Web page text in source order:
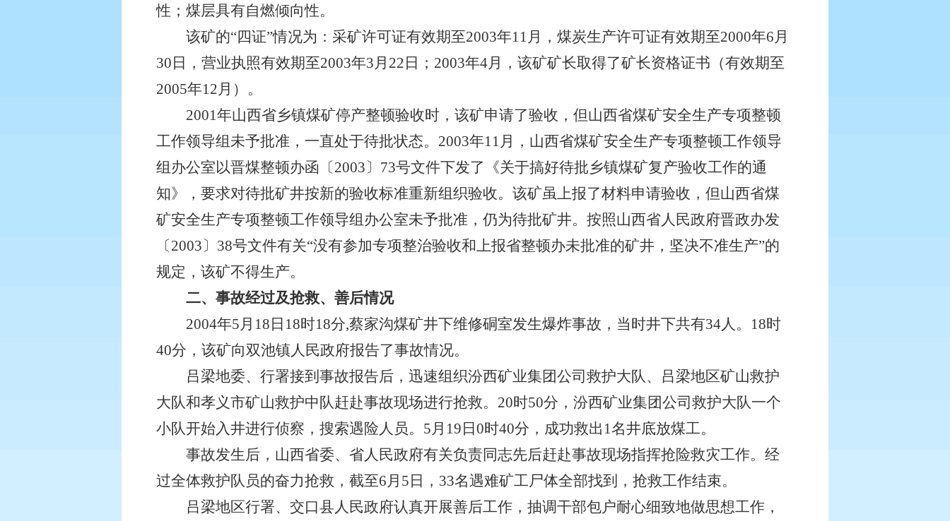
性；煤层具有自燃倾向性。
该矿的“四证”情况为：采矿许可证有效期至2003年11月，煤炭生产许可证有效期至2000年6月
30日，营业执照有效期至2003年3月22日；2003年4月，该矿矿长取得了矿长资格证书（有效期至
2005年12月）。
2001年山西省乡镇煤矿停产整顿验收时，该矿申请了验收，但山西省煤矿安全生产专项整顿
工作领导组未予批准，一直处于待批状态。2003年11月，山西省煤矿安全生产专项整顿工作领导
组办公室以晋煤整顿办函〔2003〕73号文件下发了《关于搞好待批乡镇煤矿复产验收工作的通
知》，要求对待批矿井按新的验收标准重新组织验收。该矿虽上报了材料申请验收，但山西省煤
矿安全生产专项整顿工作领导组办公室未予批准，仍为待批矿井。按照山西省人民政府晋政办发
〔2003〕38号文件有关“没有参加专项整治验收和上报省整顿办未批准的矿井，坚决不准生产”的
规定，该矿不得生产。
二、事故经过及抢救、善后情况
2004年5月18日18时18分,蔡家沟煤矿井下维修硐室发生爆炸事故，当时井下共有34人。18时
40分，该矿向双池镇人民政府报告了事故情况。
吕梁地委、行署接到事故报告后，迅速组织汾西矿业集团公司救护大队、吕梁地区矿山救护
大队和孝义市矿山救护中队赶赴事故现场进行抢救。20时50分，汾西矿业集团公司救护大队一个
小队开始入井进行侦察，搜索遇险人员。5月19日0时40分，成功救出1名井底放煤工。
事故发生后，山西省委、省人民政府有关负责同志先后赶赴事故现场指挥抢险救灾工作。经
过全体救护队员的奋力抢救，截至6月5日，33名遇难矿工尸体全部找到，抢救工作结束。
吕梁地区行署、交口县人民政府认真开展善后工作，抽调干部包户耐心细致地做思想工作，